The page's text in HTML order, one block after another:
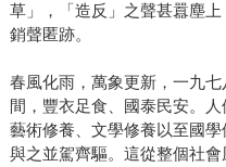
草」，「造反」之聲甚囂塵
銷聲匿跡。
春風化雨，萬象更新，一九
間，豐衣足食、國泰民安。人
藝術修養、文學修養以至國
與之並駕齊驅。這從整個社